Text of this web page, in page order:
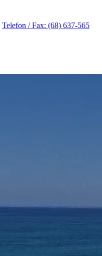
Telefon / Fax: (68) 637-565